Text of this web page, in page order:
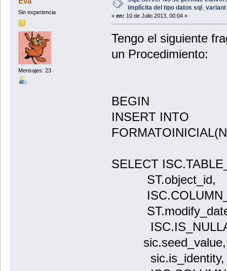
Sin experiencia
Mensajes: 23
implícita del tipo datos sql_variant
« en: 10 de Julio 2013, 00:04 »
Tengo el siguiente
un Procedimiento:
BEGIN
INSERT INTO
SELECT
ST.object_id,
sic.seed_value,
sic.is_identity,